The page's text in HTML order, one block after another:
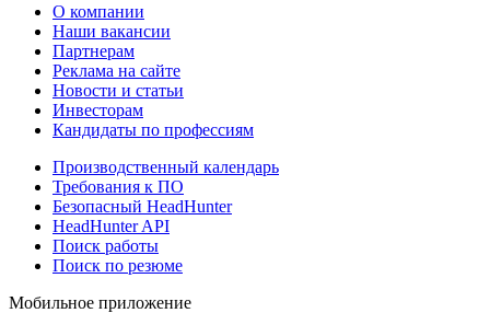
О компании
Наши вакансии
Партнерам
Реклама на сайте
Новости и статьи
Инвесторам
Кандидаты по профессиям
Производственный календарь
Требования к ПО
Безопасный HeadHunter
HeadHunter API
Поиск работы
Поиск по резюме
Мобильное приложение